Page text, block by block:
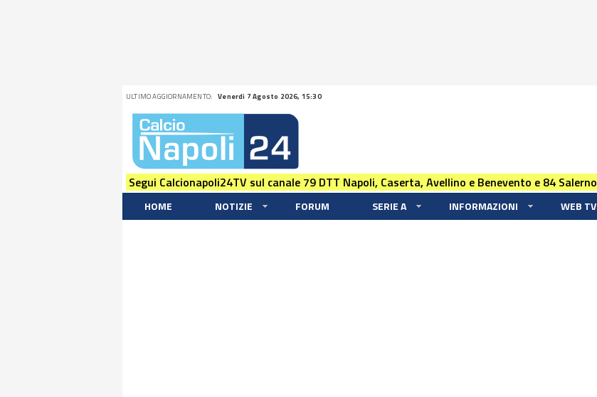
ULTIMO AGGIORNAMENTO: Venerdi 7 Agosto 2026, 15:30
Segui Calcionapoli24TV sul canale 79 DTT Napoli, Caserta, Avellino e Benevento e 84 Salerno
HOME NOTIZIE FORUM SERIE A INFORMAZIONI WEB TV